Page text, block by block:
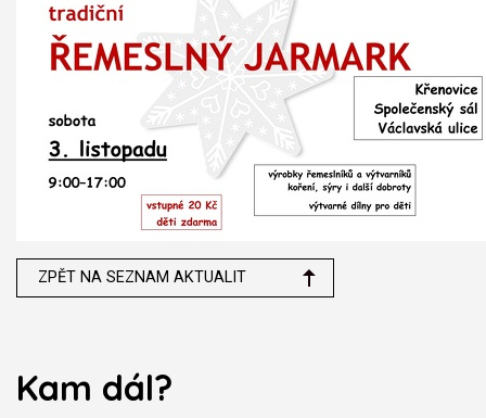
ZPĚT NA SEZNAM AKTUALIT
Kam dál?